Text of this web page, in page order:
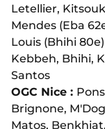
Letellier,
Mendes (Eba
Louis (Bhihi 80e)
Kebbeh, Bhihi,
Santos
OGC Nice :
Brignone,
Matos,